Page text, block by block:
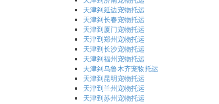
天津到延边宠物托运
天津到长春宠物托运
天津到厦门宠物托运
天津到郑州宠物托运
天津到长沙宠物托运
天津到福州宠物托运
天津到乌鲁木齐宠物托运
天津到昆明宠物托运
天津到兰州宠物托运
天津到苏州宠物托运